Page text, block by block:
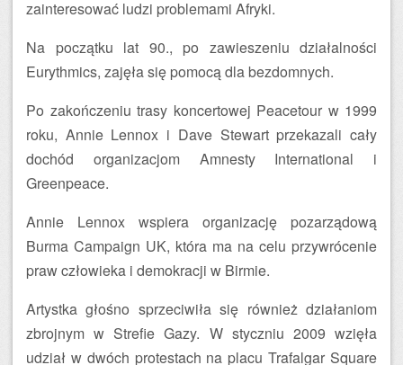
zainteresować ludzi problemami Afryki.
Na początku lat 90., po zawieszeniu działalności
Eurythmics, zajęła się pomocą dla bezdomnych.
Po zakończeniu trasy koncertowej Peacetour w 1999
roku, Annie Lennox i Dave Stewart przekazali cały
dochód organizacjom Amnesty International i
Greenpeace.
Annie Lennox wspiera organizację pozarządową
Burma Campaign UK, która ma na celu przywrócenie
praw człowieka i demokracji w Birmie.
Artystka głośno sprzeciwiła się również działaniom
zbrojnym w Strefie Gazy. W styczniu 2009 wzięła
udział w dwóch protestach na placu Trafalgar Square